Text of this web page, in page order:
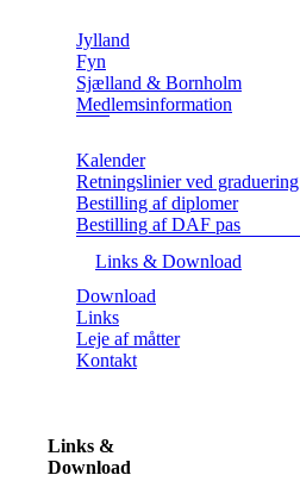
Jylland
Fyn
Sjælland & Bornholm
Medlemsinformation
Kalender
Retningslinier ved graduering
Bestilling af diplomer
Bestilling af DAF pas
Links & Download
Download
Links
Leje af måtter
Kontakt
Links &
Download